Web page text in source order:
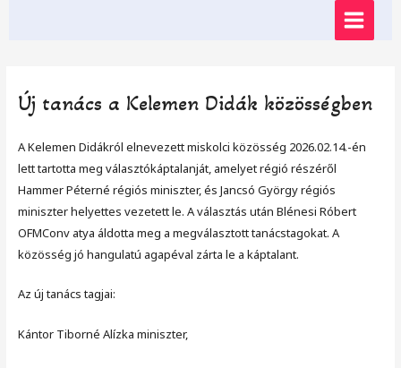
MAIN
Új tanács a Kelemen Didák közösségben
A Kelemen Didákról elnevezett miskolci közösség 2026.02.14.-én
lett tartotta meg választókáptalanját, amelyet régió részéről
Hammer Péterné régiós miniszter, és Jancsó György régiós
miniszter helyettes vezetett le. A választás után Blénesi Róbert
OFMConv atya áldotta meg a megválasztott tanácstagokat. A
közösség jó hangulatú agapéval zárta le a káptalant.
Az új tanács tagjai:
Kántor Tiborné Alízka miniszter,